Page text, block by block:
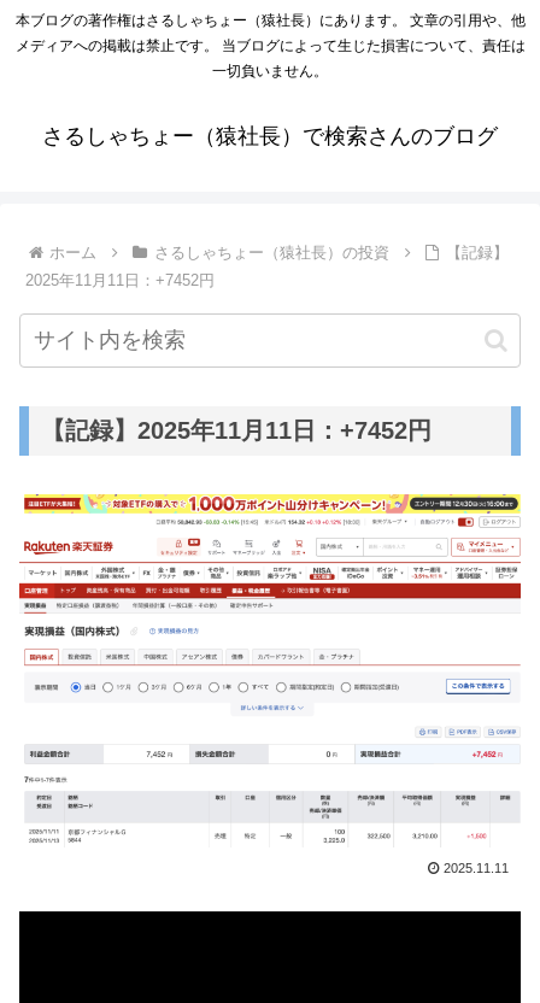
本ブログの著作権はさるしゃちょー（猿社長）にあります。 文章の引用や、他
メディアへの掲載は禁止です。 当ブログによって生じた損害について、責任は
一切負いません。
さるしゃちょー（猿社長）で検索さんのブログ
ホーム さるしゃちょー（猿社長）の投資
【記録】
2025年11月11日：+7452円
【記録】2025年11月11日：+7452円
2025.11.11